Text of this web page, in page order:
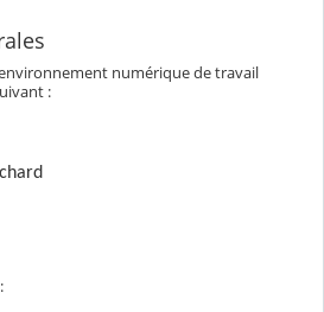
numérique de travail
: